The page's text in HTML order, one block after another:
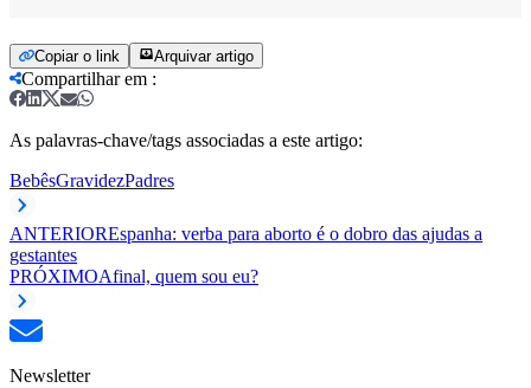
Copiar o link Arquivar artigo
Compartilhar em :
As palavras-chave/tags associadas a este artigo:
BebêsGravidezPadres
ANTERIOREspanha: verba para aborto é o dobro das ajudas a
gestantes
PRÓXIMOAfinal, quem sou eu?
Newsletter